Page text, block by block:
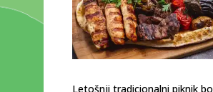
Letošnji tradicionalni piknik